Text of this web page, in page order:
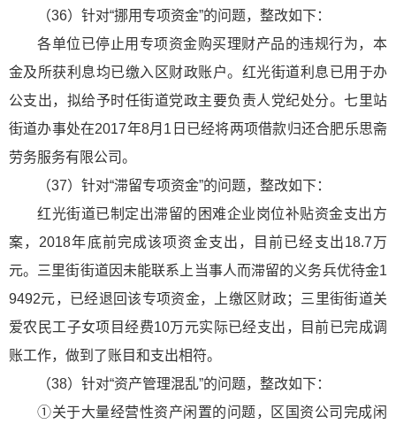
（36）针对“挪用专项资金”的问题，整改如下：
各单位已停止用专项资金购买理财产品的违规行为，本
金及所获利息均已缴入区财政账户。红光街道利息已用于办
公支出，拟给予时任街道党政主要负责人党纪处分。七里站
街道办事处在2017年8月1日已经将两项借款归还合肥乐思斋
劳务服务有限公司。
（37）针对“滞留专项资金”的问题，整改如下：
红光街道已制定出滞留的困难企业岗位补贴资金支出方
案，2018年底前完成该项资金支出，目前已经支出18.7万
元。三里街街道因未能联系上当事人而滞留的义务兵优待金1
9492元，已经退回该专项资金，上缴区财政；三里街街道关
爱农民工子女项目经费10万元实际已经支出，目前已完成调
账工作，做到了账目和支出相符。
（38）针对“资产管理混乱”的问题，整改如下：
①关于大量经营性资产闲置的问题，区国资公司完成闲